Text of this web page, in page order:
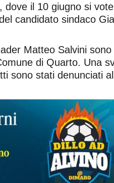
il 10 giugno si
candidato sindaco
Matteo Salvini
di Quarto. Una
sono stati denunciati